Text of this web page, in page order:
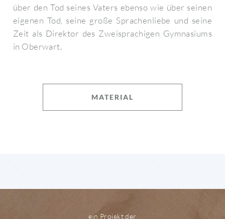
über den Tod seines Vaters ebenso wie über seinen
eigenen Tod, seine große Sprachenliebe und seine
Zeit als Direktor des Zweisprachigen Gymnasiums
in Oberwart.
MATERIAL
ein Projekt der